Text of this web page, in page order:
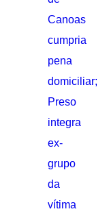
Canoas
cumpria
pena
domiciliar;
Preso
integra
ex-
grupo
da
vítima